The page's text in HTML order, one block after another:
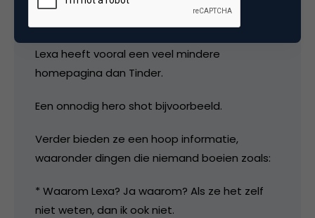
Lexa heeft vooral een veel mindere
homepagina dan Tinder.
Een onnodig hero shot bijvoorbeeld.
Verder bieden ze een hoop informatie,
waaronder dingen die niemand boeien zoals:
* Waarom Lexa? Ja waarom? Als ze het zelf
niet weten, dan ik ook niet.